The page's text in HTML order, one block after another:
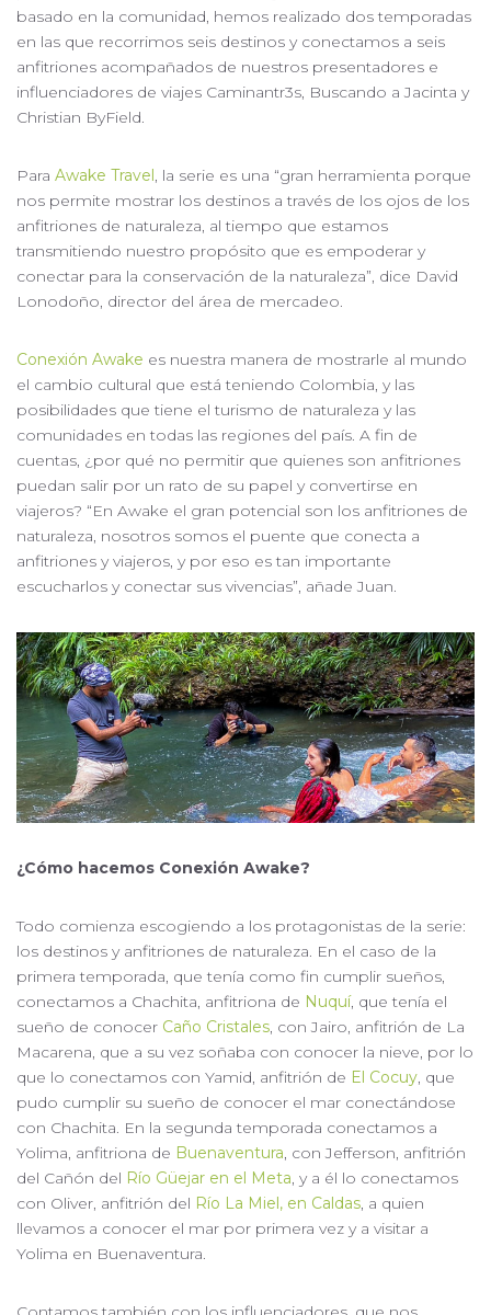
basado en la comunidad, hemos realizado dos temporadas
en las que recorrimos seis destinos y conectamos a seis
anfitriones acompañados de nuestros presentadores e
influenciadores de viajes Caminantr3s, Buscando a Jacinta y
Christian ByField.
Para Awake Travel, la serie es una “gran herramienta porque
nos permite mostrar los destinos a través de los ojos de los
anfitriones de naturaleza, al tiempo que estamos
transmitiendo nuestro propósito que es empoderar y
conectar para la conservación de la naturaleza”, dice David
Lonodoño, director del área de mercadeo.
Conexión Awake es nuestra manera de mostrarle al mundo
el cambio cultural que está teniendo Colombia, y las
posibilidades que tiene el turismo de naturaleza y las
comunidades en todas las regiones del país. A fin de
cuentas, ¿por qué no permitir que quienes son anfitriones
puedan salir por un rato de su papel y convertirse en
viajeros? “En Awake el gran potencial son los anfitriones de
naturaleza, nosotros somos el puente que conecta a
anfitriones y viajeros, y por eso es tan importante
escucharlos y conectar sus vivencias”, añade Juan.
¿Cómo hacemos Conexión Awake?
Todo comienza escogiendo a los protagonistas de la serie:
los destinos y anfitriones de naturaleza. En el caso de la
primera temporada, que tenía como fin cumplir sueños,
conectamos a Chachita, anfitriona de Nuquí, que tenía el
sueño de conocer Caño Cristales, con Jairo, anfitrión de La
Macarena, que a su vez soñaba con conocer la nieve, por lo
que lo conectamos con Yamid, anfitrión de El Cocuy, que
pudo cumplir su sueño de conocer el mar conectándose
con Chachita. En la segunda temporada conectamos a
Yolima, anfitriona de Buenaventura, con Jefferson, anfitrión
del Cañón del Río Güejar en el Meta, y a él lo conectamos
con Oliver, anfitrión del Río La Miel, en Caldas, a quien
llevamos a conocer el mar por primera vez y a visitar a
Yolima en Buenaventura.